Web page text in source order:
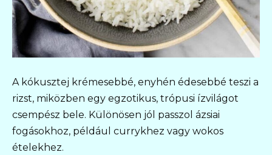
A kókusztej krémesebbé, enyhén édesebbé teszi a
rizst, miközben egy egzotikus, trópusi ízvilágot
csempész bele. Különösen jól passzol ázsiai
fogásokhoz, például currykhez vagy wokos
ételekhez.